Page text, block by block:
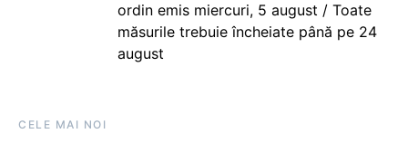
ordin emis miercuri, 5 august / Toate
măsurile trebuie încheiate până pe 24
august
CELE MAI NOI